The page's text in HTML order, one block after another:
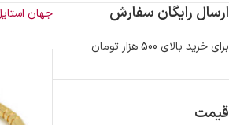
ارسال رایگان سفارش
برای خرید بالای 500 هزار تومان
قیمت
جهان